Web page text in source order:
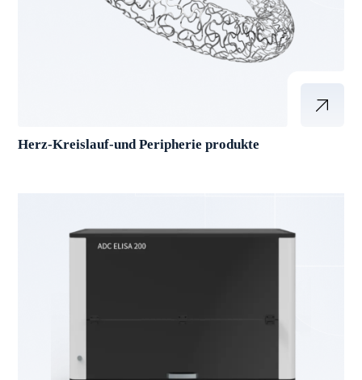
Herz-Kreislauf-und Peripherie produkte